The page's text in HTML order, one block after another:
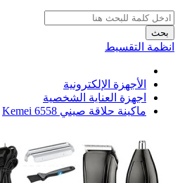
بحث
انظمة التقسيط
الأجهزة الإلكترونية
اجهزة العناية الشخصية
ماكينة حلاقة صيني Kemei 6558